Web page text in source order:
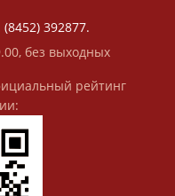
392877.
без выходных
рейтинг